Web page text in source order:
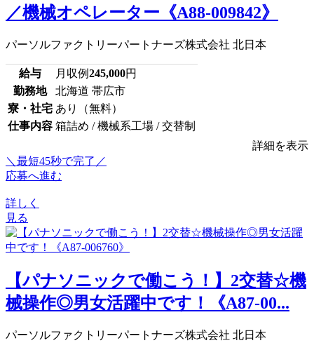
／機械オペレーター《A88-009842》
パーソルファクトリーパートナーズ株式会社 北日本
給与 月収例245,000円
勤務地
北海道 帯広市
寮・社宅 あり（無料）
仕事内容 箱詰め / 機械系工場 / 交替制
詳細を表示
＼最短45秒で完了／
応募へ進む
詳しく
見る
【パナソニックで働こう！】2交替☆機
械操作◎男女活躍中です！《A87-00...
パーソルファクトリーパートナーズ株式会社 北日本